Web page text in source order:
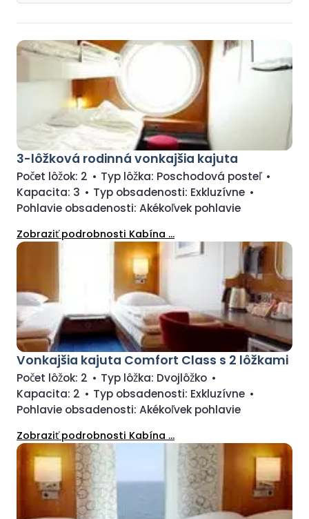
3-lôžková rodinná vonkajšia kajuta
Počet lôžok: 2 • Typ lôžka: Poschodová posteľ •
Kapacita: 3 • Typ obsadenosti: Exkluzívne •
Pohlavie obsadenosti: Akékoľvek pohlavie
Zobraziť podrobnosti Kabína ...
Vonkajšia kajuta Comfort Class s 2 lôžkami
Počet lôžok: 2 • Typ lôžka: Dvojlôžko •
Kapacita: 2 • Typ obsadenosti: Exkluzívne •
Pohlavie obsadenosti: Akékoľvek pohlavie
Zobraziť podrobnosti Kabína ...